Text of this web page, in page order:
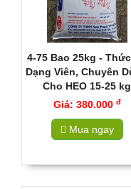
4-75 Bao 25kg -
Dạng Viên, Chuyên
Cho HEO 15-25 kg
Giá: 380.000 đ
Mua ngay